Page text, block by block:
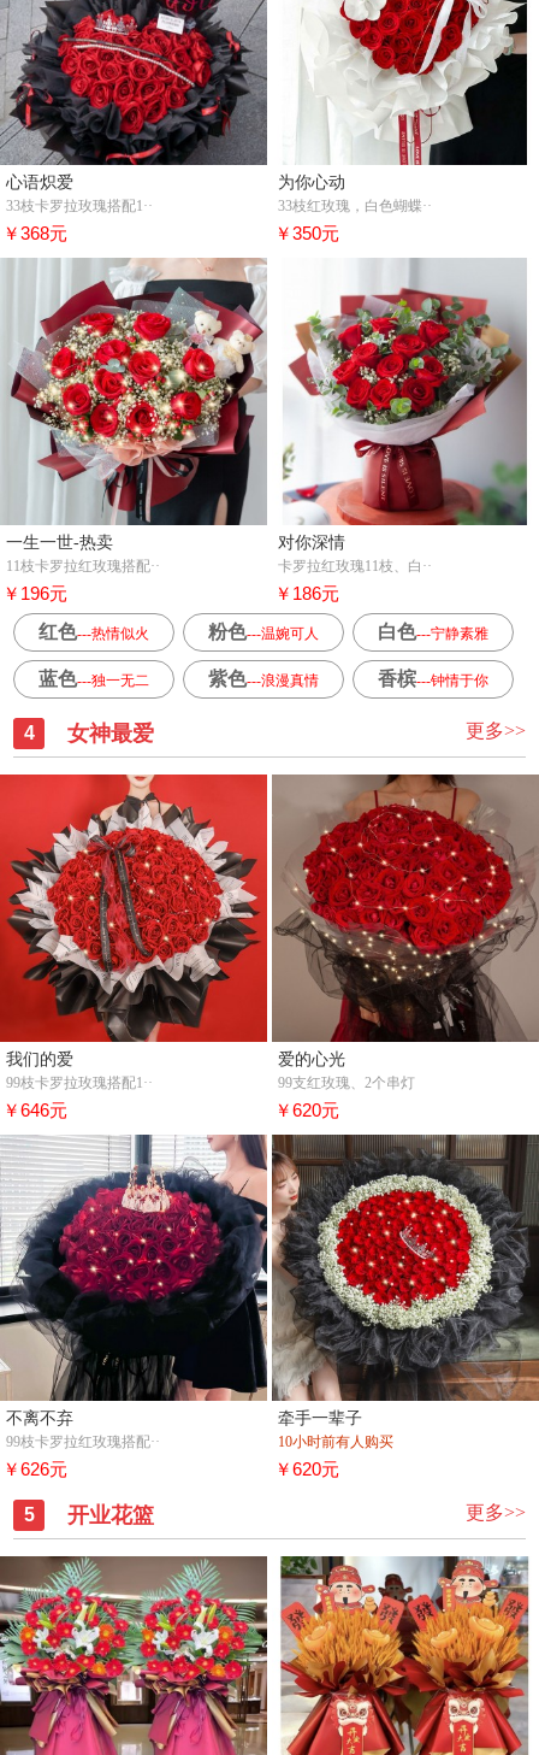
心语炽爱
33枝卡罗拉玫瑰搭配1··
￥368元
为你心动
33枝红玫瑰，白色蝴蝶··
￥350元
一生一世-热卖
11枝卡罗拉红玫瑰搭配··
￥196元
对你深情
卡罗拉红玫瑰11枝、白··
￥186元
红色---热情似火 粉色---温婉可人 白色---宁静素雅
蓝色---独一无二 紫色---浪漫真情 香槟---钟情于你
4 女神最爱 更多>>
我们的爱
99枝卡罗拉玫瑰搭配1··
￥646元
爱的心光
99支红玫瑰、2个串灯
￥620元
不离不弃
99枝卡罗拉红玫瑰搭配··
￥626元
牵手一辈子
10小时前有人购买
￥620元
5 开业花篮 更多>>